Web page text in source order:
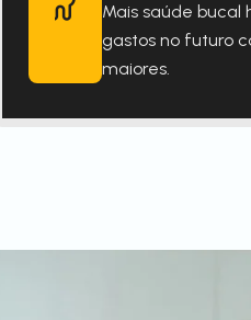
Mais saúde bucal
gastos no futuro
maiores.